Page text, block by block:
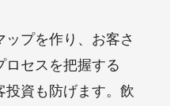
プを作り、お客さ
ロセスを把握する
投資も防げます。飲